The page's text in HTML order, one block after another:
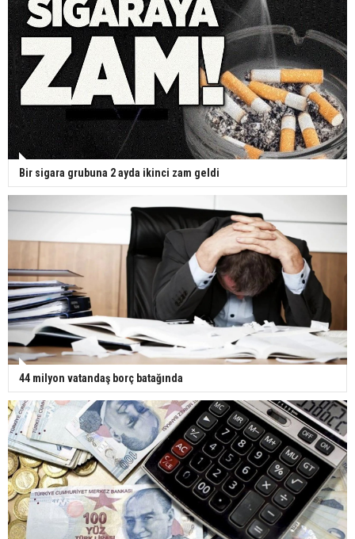
Bir sigara grubuna 2 ayda ikinci zam geldi
44 milyon vatandaş borç batağında